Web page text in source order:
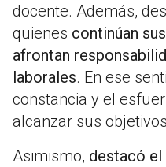
docente. Además,
quienes continúan
afrontan
laborales. En ese
constancia y el
alcanzar sus
Asimismo, destacó